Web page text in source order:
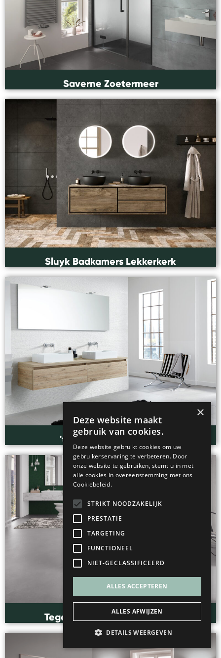
Saverne Zoetermeer
Sluyk Badkamers Lekkerkerk
't Huys Totaal Hengelo
Tegelhal Verschuur Lunteren
×
Deze website maakt
gebruik van cookies.
Deze website gebruikt cookies om uw
gebruikerservaring te verbeteren. Door
onze website te gebruiken, stemt u in met
alle cookies in overeenstemming met ons
Cookiebeleid.
STRIKT NOODZAKELIJK
PRESTATIE
TARGETING
FUNCTIONEEL
NIET-GECLASSIFICEERD
ALLES ACCEPTEREN
ALLES AFWIJZEN
DETAILS WEERGEVEN